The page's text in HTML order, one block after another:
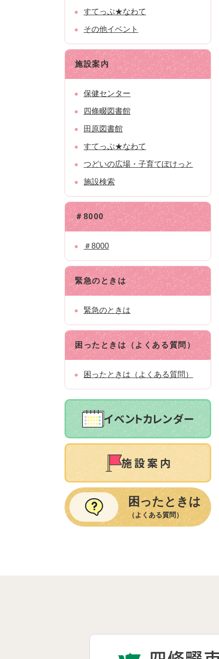
すてっぷ★なわて
その他イベント
施設案内
保健センター
四條畷図書館
田原図書館
すてっぷ★なわて
つどいの広場・子育てぽけっと
施設検索
＃8000
＃8000
緊急のときは
緊急のときは
困ったときは（よくある質問）
困ったときは（よくある質問）
困ったときは
（よくある質問）